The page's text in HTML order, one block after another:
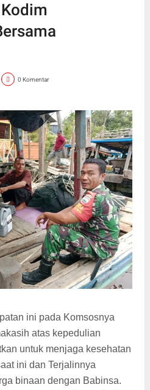
0 Komentar
ini pada Komsosnya
atas kepedulian
untuk menjaga kesehatan
ini dan Terjalinnya
binaan dengan Babinsa.